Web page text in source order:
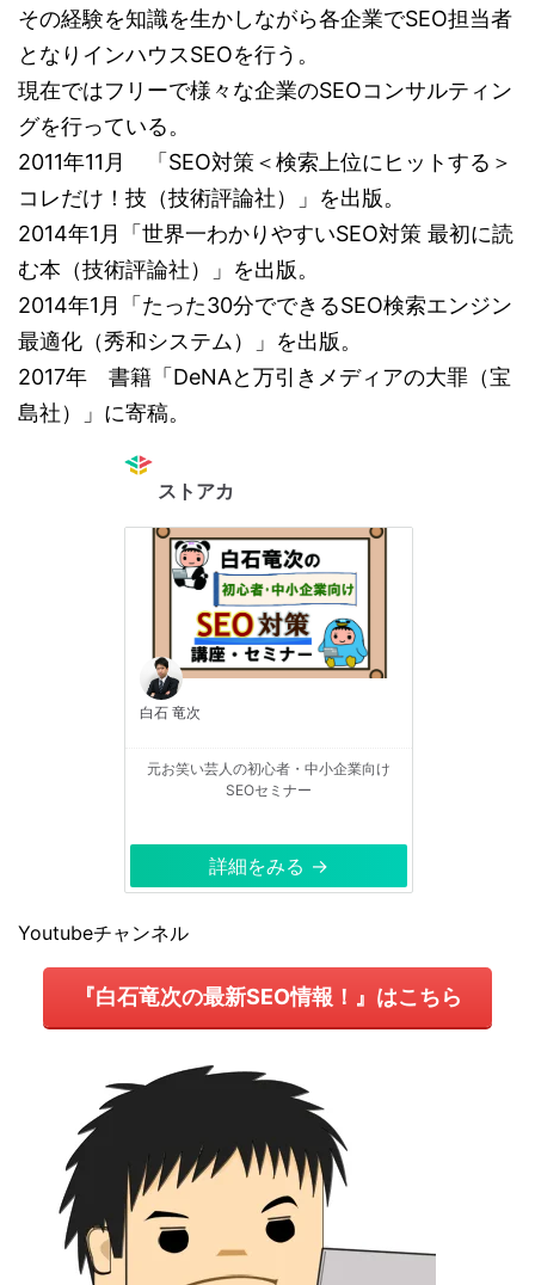
その経験を知識を生かしながら各企業でSEO担当者
となりインハウスSEOを行う。
現在ではフリーで様々な企業のSEOコンサルティン
グを行っている。
2011年11月 「SEO対策＜検索上位にヒットする＞
コレだけ！技（技術評論社）」を出版。
2014年1月「世界一わかりやすいSEO対策 最初に読
む本（技術評論社）」を出版。
2014年1月「たった30分でできるSEO検索エンジン
最適化（秀和システム）」を出版。
2017年 書籍「DeNAと万引きメディアの大罪（宝
島社）」に寄稿。
ストアカ
白石 竜次
元お笑い芸人の初心者・中小企業向け
SEOセミナー
詳細をみる →
Youtubeチャンネル
『白石竜次の最新SEO情報！』はこちら